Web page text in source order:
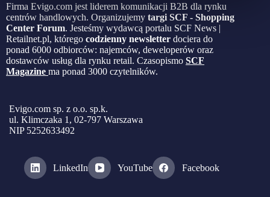
Firma Evigo.com jest liderem komunikacji B2B dla rynku
centrów handlowych. Organizujemy targi SCF - Shopping
Center Forum. Jesteśmy wydawcą portalu SCF News |
Retailnet.pl, którego codzienny newsletter dociera do
ponad 6000 odbiorców: najemców, deweloperów oraz
dostawców usług dla rynku retail. Czasopismo SCF
Magazine ma ponad 3000 czytelników.
Evigo.com sp. z o.o. sp.k.
ul. Klimczaka 1, 02-797 Warszawa
NIP 5252633492
LinkedIn YouTube Facebook